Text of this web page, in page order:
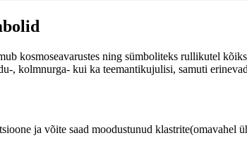
kosmoseavarustes ning sümboliteks rullikutel
, kolmnurga- kui ka teemantikujulisi, samuti
ja võite saad moodustunud klastrite(omavahel